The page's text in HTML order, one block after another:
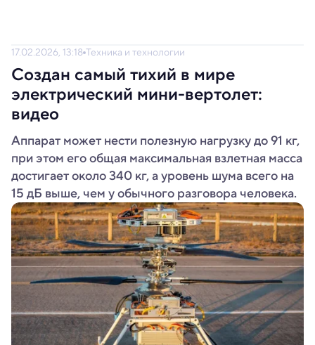
17.02.2026, 13:18 Техника и технологии
Создан самый тихий в мире
электрический мини-вертолет:
видео
Аппарат может нести полезную нагрузку до 91 кг,
при этом его общая максимальная взлетная масса
достигает около 340 кг, а уровень шума всего на
15 дБ выше, чем у обычного разговора человека.